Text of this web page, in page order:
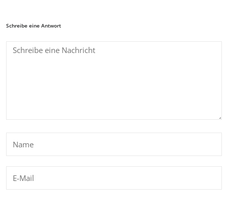
Schreibe eine Antwort